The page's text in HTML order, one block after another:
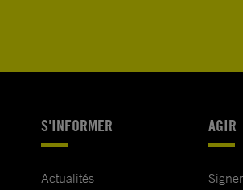
S'INFORMER
Actualités
AGIR